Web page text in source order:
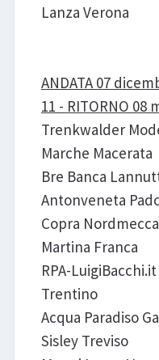
Lanza Verona
ANDATA 07
11 - RITORNO 08
Trenkwalder
Marche Macerata
Bre Banca
Antonveneta
Copra
Martina Franca
RPA-
Trentino
Acqua Paradiso
Sisley Treviso